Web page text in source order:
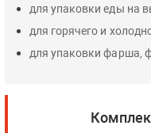
для упаковки еды на
для горячего и
для упаковки фарша,